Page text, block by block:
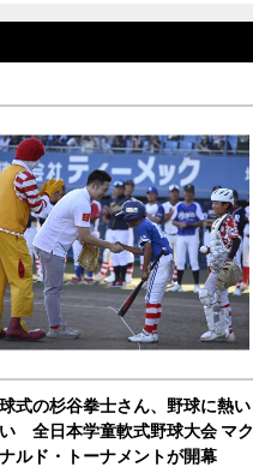
式の杉谷拳士さん、野球に熱い
全日本学童軟式野球大会 マク
ナルド・トーナメントが開幕